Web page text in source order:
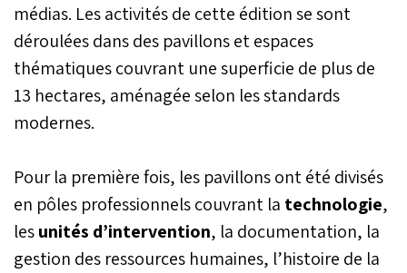
médias. Les activités de cette édition se sont
déroulées dans des pavillons et espaces
thématiques couvrant une superficie de plus de
13 hectares, aménagée selon les standards
modernes.
Pour la première fois, les pavillons ont été divisés
en pôles professionnels couvrant la technologie,
lesunités d’intervention, la documentation, la
gestion des ressources humaines, l’histoire de la